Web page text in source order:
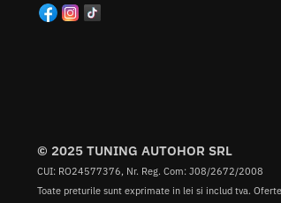
© 2025 TUNING AUTOHOR SRL
CUI: RO24577376, Nr. Reg. Com: J08/2672/2008
Toate preturile sunt exprimate in lei si includ tva.